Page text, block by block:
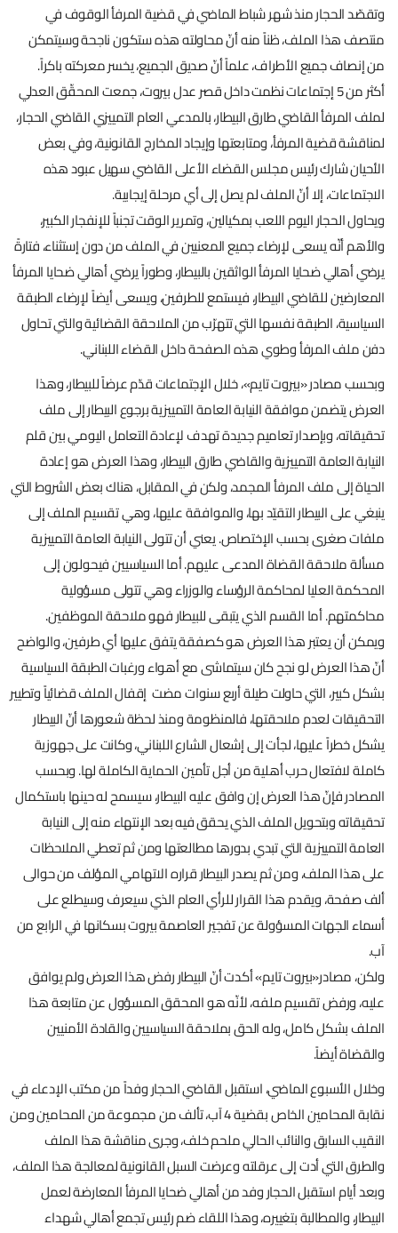
وتقصّد الحجار منذ شهر شباط الماضي في قضية المرفأ الوقوف في
منتصف هذا الملف، ظناً منه أنّ محاولته هذه ستكون ناجحة وسيتمكن
من إنصاف جميع الأطراف، علماً أنّ صديق الجميع، يخسر معركته باكراً.
أكثر من 5 إجتماعات نظمت داخل قصر عدل بيروت، جمعت المحقّق العدلي
لملف المرفأ القاضي طارق البيطار، بالمدعي العام التمييزي القاضي الحجار،
لمناقشة قضية المرفأ، ومتابعتها وإيجاد المخارج القانونية، وفي بعض
الأحيان شارك رئيس مجلس القضاء الأعلى القاضي سهيل عبود هذه
الاجتماعات، إلا أنّ الملف لم يصل إلى أي مرحلة إيجابية.
ويحاول الحجار اليوم اللعب بمكيالين، وتمرير الوقت تجنباً للإنفجار الكبير،
والأهم أنّه يسعى لإرضاء جميع المعنيين في الملف من دون إستثناء، فتارةً
يرضي أهالي ضحايا المرفأ الواثقين بالبيطار، وطوراً يرضي أهالي ضحايا المرفأ
المعارضين للقاضي البيطار، فيستمع للطرفين، ويسعى أيضاً لإرضاء الطبقة
السياسية، الطبقة نفسها التي تتهرّب من الملاحقة القضائية والتي تحاول
دفن ملف المرفأ وطوي هذه الصفحة داخل القضاء اللبناني.
وبحسب مصادر «بيروت تايم»، خلال الإجتماعات قدّم عرضاً للبيطار، وهذا
العرض يتضمن موافقة النيابة العامة التمييزية برجوع البيطار إلى ملف
تحقيقاته، وبإصدار تعاميم جديدة تهدف لإعادة التعامل اليومي بين قلم
النيابة العامة التمييزية والقاضي طارق البيطار، وهذا العرض هو إعادة
الحياة إلى ملف المرفأ المجمد، ولكن في المقابل، هناك بعض الشروط التي
ينبغي على البيطار التقيّد بها، والموافقة عليها، وهي تقسيم الملف إلى
ملفات صغرى بحسب الإختصاص. يعني أن تتولى النيابة العامة التمييزية
مسألة ملاحقة القضاة المدعى عليهم. أما السياسيين فيحولون إلى
المحكمة العليا لمحاكمة الرؤساء والوزراء وهي تتولى مسؤولية
محاكمتهم. أما القسم الذي يتبقى للبيطار فهو ملاحقة الموظفين.
ويمكن أن يعتبر هذا العرض هو كصفقة يتفق عليها أي طرفين، والواضح
أنّ هذا العرض لو نجح كان سيتماشى مع أهواء ورغبات الطبقة السياسية
بشكل كبير، التي حاولت طيلة أربع سنوات مضت إقفال الملف قضائياً وتطيير
التحقيقات لعدم ملاحقتها، فالمنظومة ومنذ لحظة شعورها أنّ البيطار
يشكل خطراً عليها، لجأت إلى إشعال الشارع اللبناني، وكانت على جهوزية
كاملة لافتعال حرب أهلية من أجل تأمين الحماية الكاملة لها. وبحسب
المصادر فإنّ هذا العرض إن وافق عليه البيطار، سيسمح له حينها باستكمال
تحقيقاته وبتحويل الملف الذي يحقق فيه بعد الإنتهاء منه إلى النيابة
العامة التمييزية التي تبدي بدورها مطالعتها ومن ثم تعطي الملاحظات
على هذا الملف، ومن ثم يصدر البيطار قراره الاتهامي المؤلف من حوالى
ألف صفحة، ويقدم هذا القرار للرأي العام الذي سيعرف وسيطلع على
أسماء الجهات المسؤولة عن تفجير العاصمة بيروت بسكانها في الرابع من
آب.
ولكن، مصادر«بيروت تايم» أكدت أنّ البيطار رفض هذا العرض ولم يوافق
عليه، ورفض تقسيم ملفه، لأنّه هو المحقق المسؤول عن متابعة هذا
الملف بشكل كامل، وله الحق بملاحقة السياسيين والقادة الأمنيين
والقضاة أيضاً.
وخلال الأسبوع الماضي، استقبل القاضي الحجار وفداً من مكتب الإدعاء في
نقابة المحامين الخاص بقضية 4 آب، تألف من مجموعة من المحامين ومن
النقيب السابق والنائب الحالي ملحم خلف، وجرى مناقشة هذا الملف
والطرق التي أدت إلى عرقلته وعرضت السبل القانونية لمعالجة هذا الملف،
وبعد أيام استقبل الحجار وفد من أهالي ضحايا المرفأ المعارضة لعمل
البيطار، والمطالبة بتغييره، وهذا اللقاء ضم رئيس تجمع أهالي شهداء